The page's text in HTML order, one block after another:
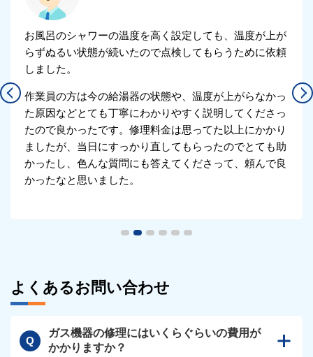
お風呂のシャワーの温度を高く設定しても、温度が上が
らずぬるい状態が続いたので点検してもらうために依頼
しました。
作業員の方は今の給湯器の状態や、温度が上がらなかっ
た原因などとても丁寧にわかりやすく説明してくださっ
たので良かったです。修理料金は思ってた以上にかかり
ましたが、当日にすっかり直してもらったのでとても助
かったし、色んな質問にも答えてくださって、頼んで良
かったなと思いました。
よくあるお問い合わせ
Q
ガス機器の修理にはいくらぐらいの費用が
かかりますか？